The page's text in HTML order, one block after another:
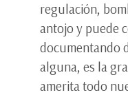
regulación,
antojo y puede
documentando
alguna, es la
amerita todo